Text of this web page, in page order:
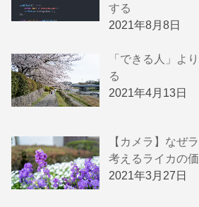
する
2021年8月8日
「できる人」よ
る
2021年4月13日
【カメラ】なぜ
考えるライカの
2021年3月27日